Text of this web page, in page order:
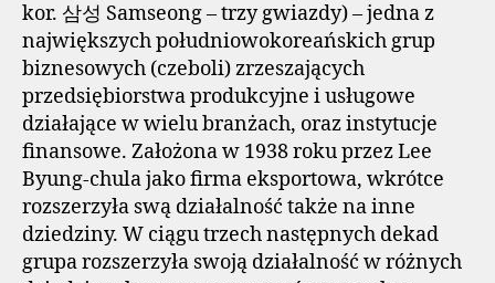
kor. 삼성 Samseong – trzy gwiazdy) – jedna z
największych południowokoreańskich grup
biznesowych (czeboli) zrzeszających
przedsiębiorstwa produkcyjne i usługowe
działające w wielu branżach, oraz instytucje
finansowe. Założona w 1938 roku przez Lee
Byung-chula jako firma eksportowa, wkrótce
rozszerzyła swą działalność także na inne
dziedziny. W ciągu trzech następnych dekad
grupa rozszerzyła swoją działalność w różnych